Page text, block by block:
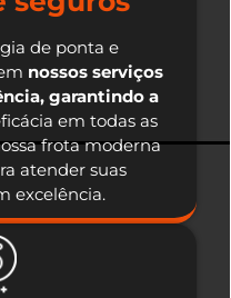
de ponta e
nossos serviços
garantindo a
em todas as
frota moderna
atender suas
excelência.